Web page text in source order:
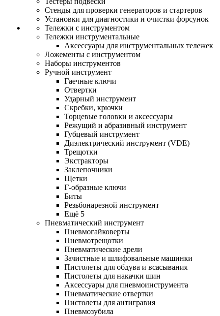
Стенды для проверки генераторов и стартеров
Установки для диагностики и очистки форсунок
Тележки с инструментом
Тележки инструментальные
Аксессуары для инструментальных тележек
Ложементы с инструментом
Наборы инструментов
Ручной инструмент
Гаечные ключи
Отвертки
Ударный инструмент
Скребки, крючки
Торцевые головки и аксессуары
Режущий и абразивный инструмент
Губцевый инструмент
Диэлектрический инструмент (VDE)
Трещотки
Экстракторы
Заклепочники
Щетки
Г-образные ключи
Биты
Резьбонарезной инструмент
Ещё 5
Пневматический инструмент
Пневмогайковерты
Пневмотрещотки
Пневматические дрели
Зачистные и шлифовальные машинки
Пистолеты для обдува и всасывания
Пистолеты для накачки шин
Аксессуары для пневмоинструмента
Пневматические отвертки
Пистолеты для антигравия
Пневмозубила